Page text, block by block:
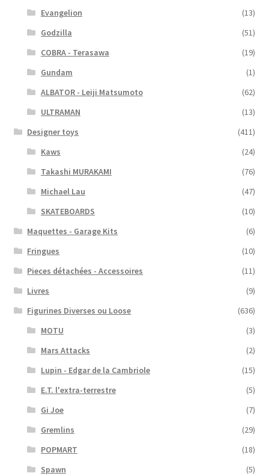
Evangelion
(13)
Godzilla
(51)
COBRA - Terasawa
(19)
Gundam
(1)
ALBATOR - Leiji Matsumoto
(62)
ULTRAMAN
(13)
Designer toys
(411)
Kaws
(24)
Takashi MURAKAMI
(76)
Michael Lau
(47)
SKATEBOARDS
(10)
Maquettes - Garage Kits
(6)
Fringues
(10)
Pieces détachées - Accessoires
(11)
Livres
(9)
Figurines Diverses ou Loose
(636)
MOTU
(3)
Mars Attacks
(2)
Lupin - Edgar de la Cambriole
(15)
E.T. l'extra-terrestre
(5)
Gi Joe
(7)
Gremlins
(29)
POPMART
(18)
Spawn
(5)